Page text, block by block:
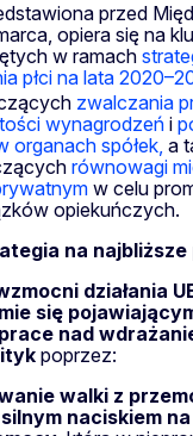
przed
opiera się na
w ramach
płci na lata
zwalczania
wynagrodzeń i
organach spółek, a
równowagi
w celu
opiekuńczych.
na najbliższe
działania
się
nad
poprzez:
walki z
silnym naciskiem